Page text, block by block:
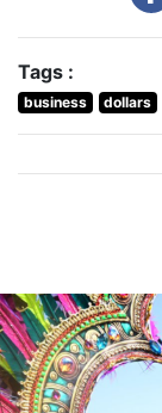
Tags :
business dollars